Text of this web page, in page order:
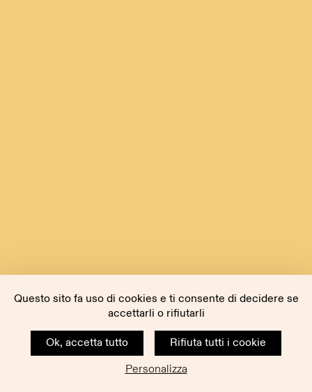
Questo sito fa uso di cookies e ti consente di decidere se
accettarli o rifiutarli
Ok, accetta tutto
Rifiuta tutti i cookie
Personalizza